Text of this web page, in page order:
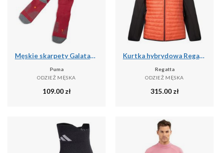
Męskie skarpety Galatasaray SK 25/26 PUMA
Puma
ODZIEŻ MĘSKA
109.00zł
Kurtka hybrydowa Regatta Clumber
Regatta
ODZIEŻ MĘSKA
315.00zł